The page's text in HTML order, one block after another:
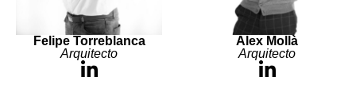
Felipe Torreblanca
Arquitecto
Alex Mollà
Arquitecto